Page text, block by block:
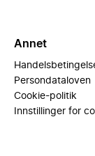
Annet
Persondataloven
Cookie-politik
Innstillinger for